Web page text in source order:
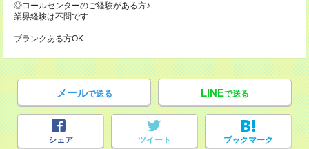
◎コールセンターのご経験がある方♪
業界経験は不問です
ブランクある方OK
メールで送る LINEで送る
シェア ツイート ブックマーク